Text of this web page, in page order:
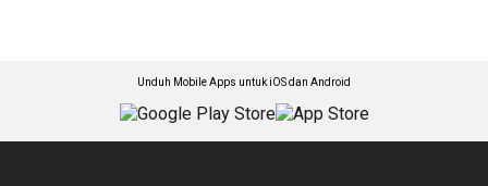
Unduh Mobile Apps untuk iOS dan Android